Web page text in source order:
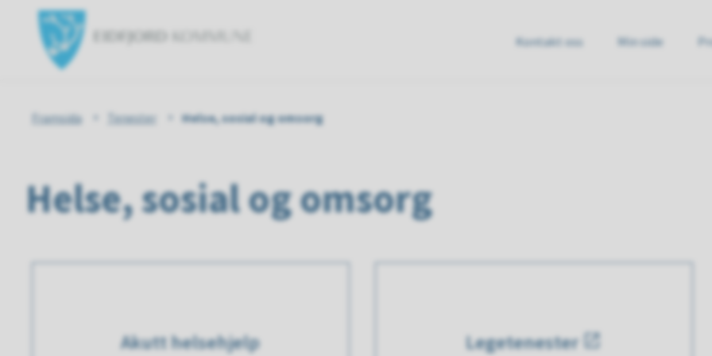
Kontakt oss Min side
Du
her:
Framsida Tenester Helse, sosial og omsorg
Helse, sosial og omsorg
Akutt helsehjelp Legetenester